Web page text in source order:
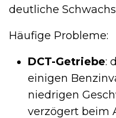
deutliche
Häufige Probleme:
DCT-Getriebe:
einigen
niedrigen
verzögert beim